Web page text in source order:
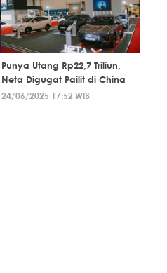
Punya Utang Rp22,7 Triliun,
Neta Digugat Pailit di China
24/06/2025 17:52 WIB